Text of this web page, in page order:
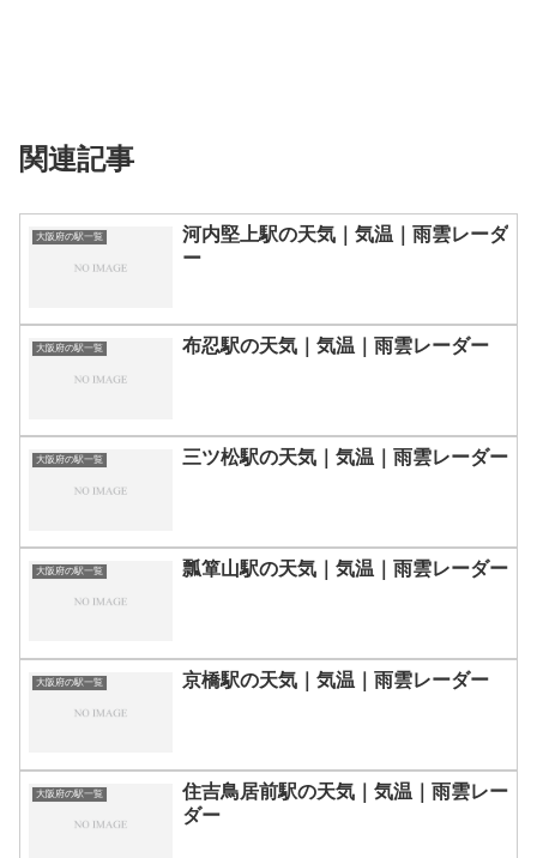
関連記事
大阪府の駅一覧
河内堅上駅の天気｜気温｜雨雲レーダ
ー
大阪府の駅一覧 布忍駅の天気｜気温｜雨雲レーダー
大阪府の駅一覧 三ツ松駅の天気｜気温｜雨雲レーダー
大阪府の駅一覧 瓢箪山駅の天気｜気温｜雨雲レーダー
大阪府の駅一覧 京橋駅の天気｜気温｜雨雲レーダー
大阪府の駅一覧
住吉鳥居前駅の天気｜気温｜雨雲レー
ダー